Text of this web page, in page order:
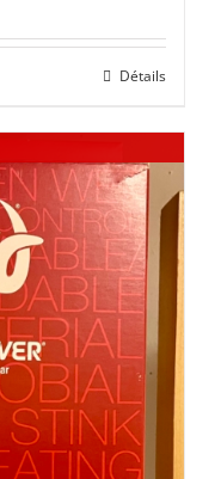
Détails